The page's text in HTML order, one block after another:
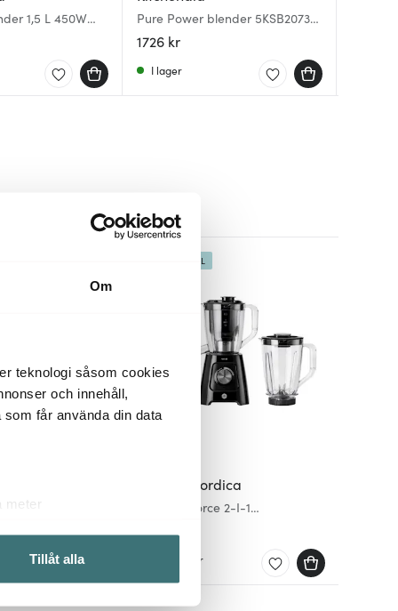
Om
teknologi såsom cookies
och innehåll,
får använda din data
meter
Tillåt alla
1,5 L 450W
Pure Power blender 5KSB2073
2,0 L matt svart
1726 kr
I lager
Obh Nordica
Blendforce 2-I-1
884 kr
BRA DEAL
I lager